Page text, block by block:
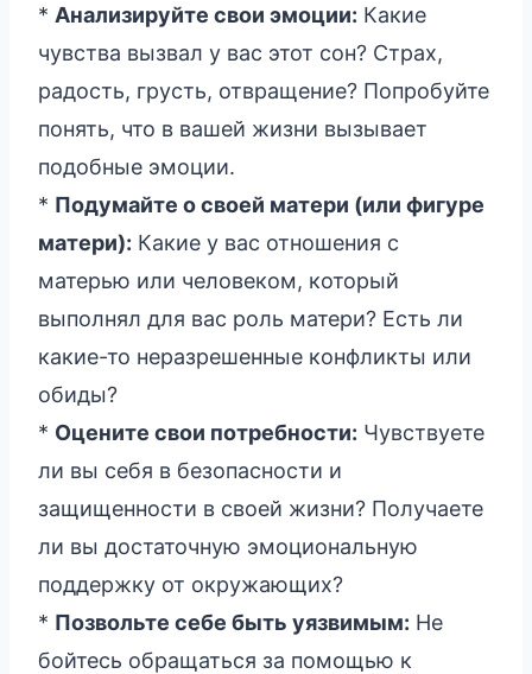
* Анализируйте свои эмоции: Какие
чувства вызвал у вас этот сон? Страх,
радость, грусть, отвращение? Попробуйте
понять, что в вашей жизни вызывает
подобные эмоции.
* Подумайте о своей матери (или фигуре
матери): Какие у вас отношения с
матерью или человеком, который
выполнял для вас роль матери? Есть ли
какие-то неразрешенные конфликты или
обиды?
* Оцените свои потребности: Чувствуете
ли вы себя в безопасности и
защищенности в своей жизни? Получаете
ли вы достаточную эмоциональную
поддержку от окружающих?
* Позвольте себе быть уязвимым: Не
бойтесь обращаться за помощью к